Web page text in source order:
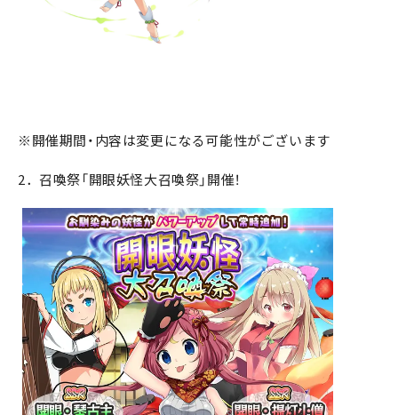
※開催期間・内容は変更になる可能性がございます
2．召喚祭「開眼妖怪大召喚祭」開催！